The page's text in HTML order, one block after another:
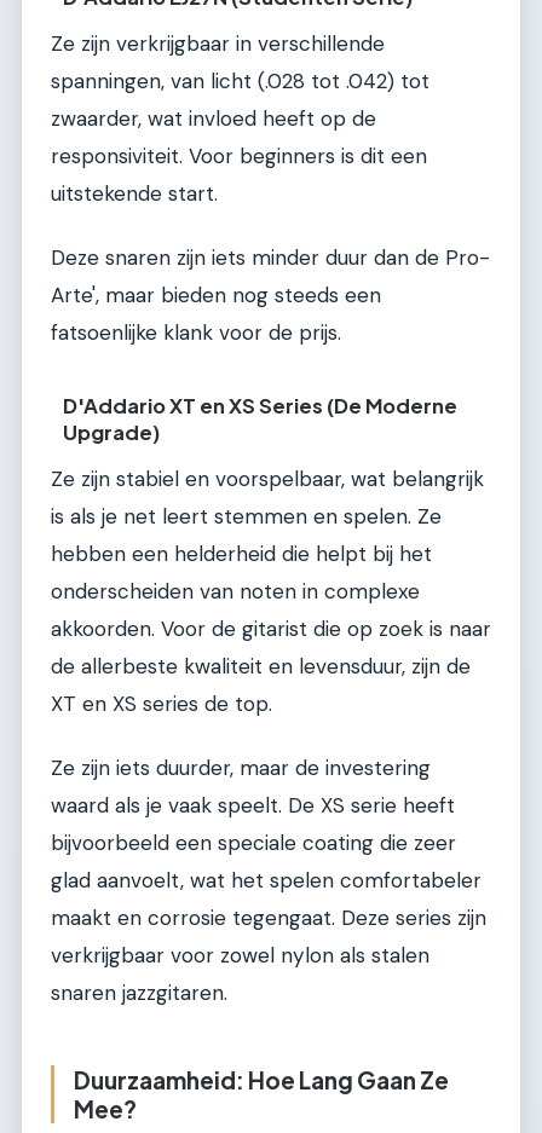
Ze zijn verkrijgbaar in verschillende
spanningen, van licht (.028 tot .042) tot
zwaarder, wat invloed heeft op de
responsiviteit. Voor beginners is dit een
uitstekende start.
Deze snaren zijn iets minder duur dan de Pro-
Arte', maar bieden nog steeds een
fatsoenlijke klank voor de prijs.
D'Addario XT en XS Series (De Moderne
Upgrade)
Ze zijn stabiel en voorspelbaar, wat belangrijk
is als je net leert stemmen en spelen. Ze
hebben een helderheid die helpt bij het
onderscheiden van noten in complexe
akkoorden. Voor de gitarist die op zoek is naar
de allerbeste kwaliteit en levensduur, zijn de
XT en XS series de top.
Ze zijn iets duurder, maar de investering
waard als je vaak speelt. De XS serie heeft
bijvoorbeeld een speciale coating die zeer
glad aanvoelt, wat het spelen comfortabeler
maakt en corrosie tegengaat. Deze series zijn
verkrijgbaar voor zowel nylon als stalen
snaren jazzgitaren.
Duurzaamheid: Hoe Lang Gaan Ze
Mee?